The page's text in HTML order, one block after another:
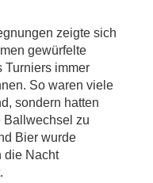
zeigte sich
gewürfelte
Turniers immer
So waren viele
sondern hatten
Ballwechsel zu
Bier wurde
die Nacht